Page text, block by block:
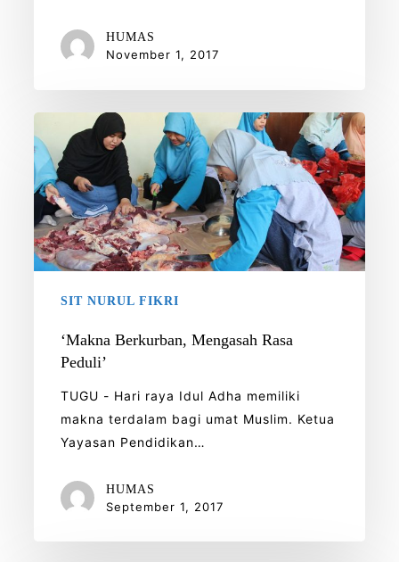
HUMAS
November 1, 2017
Berkurban,
Mengasah
Rasa
Peduli’
SIT NURUL FIKRI
‘Makna Berkurban, Mengasah Rasa
Peduli’
TUGU - Hari raya Idul Adha memiliki
makna terdalam bagi umat Muslim. Ketua
Yayasan Pendidikan…
HUMAS
September 1, 2017